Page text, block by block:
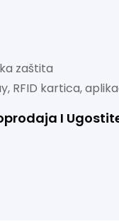
zaštita
RFID kartica,
I